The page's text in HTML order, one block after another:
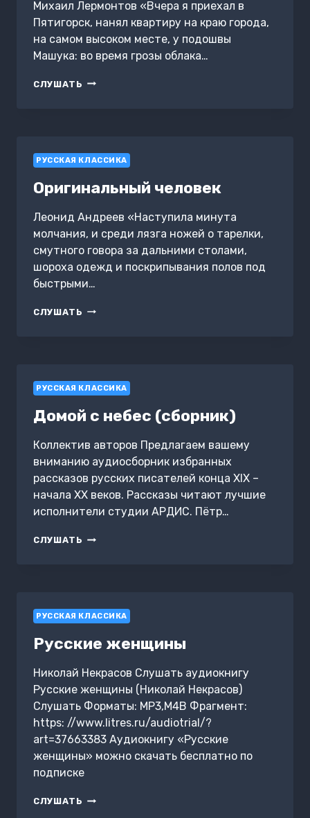
Михаил Лермонтов «Вчера я приехал в
Пятигорск, нанял квартиру на краю города,
на самом высоком месте, у подошвы
Машука: во время грозы облака…
СЛУШАТЬ КНЯЖНА
РУССКАЯ КЛАССИКА
Оригинальный человек
Леонид Андреев «Наступила минута
молчания, и среди лязга ножей о тарелки,
смутного говора за дальними столами,
шороха одежд и поскрипывания полов под
быстрыми…
СЛУШАТЬ ОРИГИНАЛЬНЫЙ
РУССКАЯ КЛАССИКА
Домой с небес (сборник)
Коллектив авторов Предлагаем вашему
вниманию аудиосборник избранных
рассказов русских писателей конца XIX –
начала XX веков. Рассказы читают лучшие
исполнители студии АРДИС. Пётр…
СЛУШАТЬ ДОМОЙ
РУССКАЯ КЛАССИКА
Русские женщины
Николай Некрасов Слушать аудиокнигу
Русские женщины (Николай Некрасов)
Слушать Форматы: MP3,M4B Фрагмент:
https: //www.litres.ru/audiotrial/?
art=37663383 Аудиокнигу «Русские
женщины» можно скачать бесплатно по
подписке
СЛУШАТЬ РУССКИЕ